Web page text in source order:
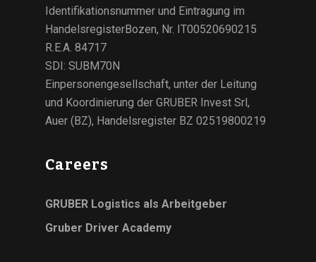
Identifikationsnummer und Eintragung im
HandelsregisterBozen, Nr. IT00520690215
R.E.A. 84717
SDI: SUBM70N
Einpersonengesellschaft, unter der Leitung
und Koordinierung der GRUBER Invest Srl,
Auer (BZ), Handelsregister BZ 02519800219
Careers
GRUBER Logistics als Arbeitgeber
Gruber Driver Academy